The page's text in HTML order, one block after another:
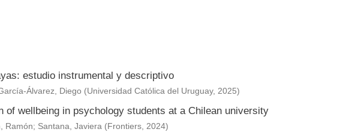
estudio instrumental y descriptivo
Álvarez, Diego (Universidad Católica del Uruguay, 2025)
wellbeing in psychology students at a Chilean university
Ramón; Santana, Javiera (Frontiers, 2024)